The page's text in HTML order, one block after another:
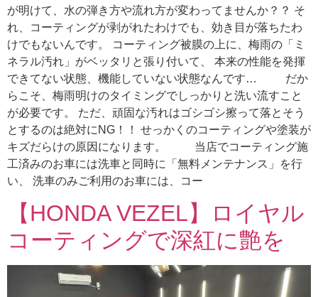
が明けて、水の弾き方や流れ方が変わってませんか？？ そ
れ、コーティングが剥がれたわけでも、効き目が落ちたわ
けでもないんです。 コーティング被膜の上に、梅雨の「ミ
ネラル汚れ」がベッタリと張り付いて、 本来の性能を発揮
できてない状態、機能していない状態なんです… だか
らこそ、梅雨明けのタイミングでしっかりと洗い流すこと
が必要です。 ただ、頑固な汚れはゴシゴシ擦って落とそう
とするのは絶対にNG！！ せっかくのコーティングや塗装が
キズだらけの原因になります。 当店でコーティング施
工済みのお車には洗車と同時に「無料メンテナンス」を行
い、 洗車のみご利用のお車には、コー
【HONDA VEZEL】ロイヤル
コーティングで深紅に艶を